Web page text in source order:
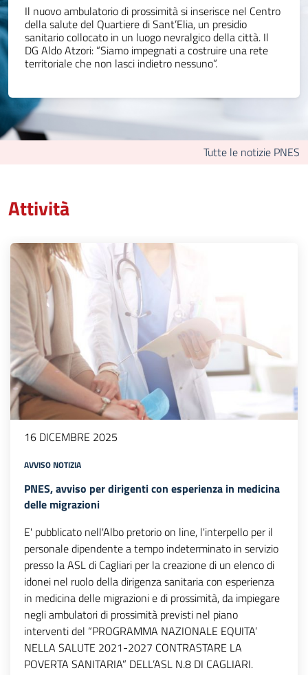
Il nuovo ambulatorio di prossimità si inserisce nel Centro
della salute del Quartiere di Sant’Elia, un presidio
sanitario collocato in un luogo nevralgico della città. Il
DG Aldo Atzori: “Siamo impegnati a costruire una rete
territoriale che non lasci indietro nessuno”.
Tutte le notizie PNES
Attività
16 DICEMBRE 2025
AVVISONOTIZIA
PNES, avviso per dirigenti con esperienza in medicina
delle migrazioni
E' pubblicato nell'Albo pretorio on line, l'interpello per il
personale dipendente a tempo indeterminato in servizio
presso la ASL di Cagliari per la creazione di un elenco di
idonei nel ruolo della dirigenza sanitaria con esperienza
in medicina delle migrazioni e di prossimità, da impiegare
negli ambulatori di prossimità previsti nel piano
interventi del “PROGRAMMA NAZIONALE EQUITA’
NELLA SALUTE 2021-2027 CONTRASTARE LA
POVERTA SANITARIA” DELL’ASL N.8 DI CAGLIARI.